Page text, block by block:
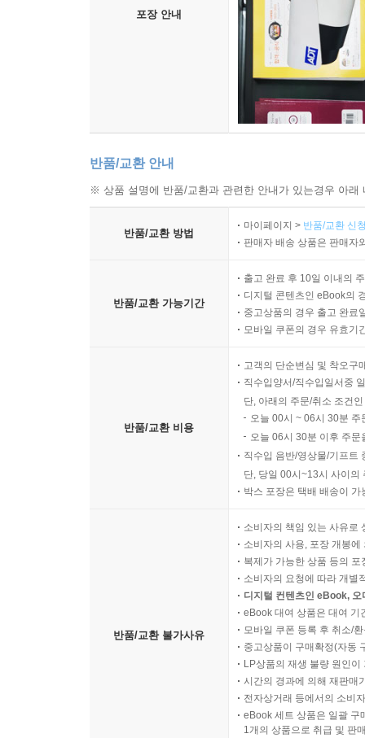
포장 안내
반품/교환 안내
※ 상품 설명에 반품/교환과 관련한 안내가 있는경우 아
반품/교환 방법
마이페이지 > 반품/교환 신
판매자 배송 상품은 판매자
반품/교환 가능기간
출고 완료 후 10일 이내의
디지털 콘텐츠인 eBook의
중고상품의 경우 출고 완료
모바일 쿠폰의 경우 유효기
반품/교환 비용
고객의 단순변심 및 착오구
직수입양서/직수입일서중
단, 아래의 주문/취소 조건
오늘 00시 ~ 06시 30분
오늘 06시 30분 이후 주
직수입 음반/영상물/기프트
단, 당일 00시~13시 사이의
박스 포장은 택배 배송이
반품/교환 불가사유
소비자의 책임 있는 사유로
소비자의 사용, 포장 개봉
복제가 가능한 상품 등의
소비자의 요청에 따라 개별
디지털 컨텐츠인 eBook,
eBook 대여 상품은 대여 기
모바일 쿠폰 등록 후 취소/
중고상품이 구매확정(자동
LP상품의 재생 불량 원인
시간의 경과에 의해 재판매
전자상거래 등에서의 소비
eBook 세트 상품은 일괄 구
1개의 상품으로 취급 및 판